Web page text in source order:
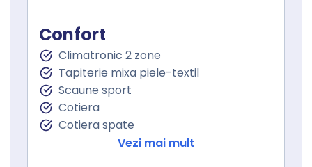
Confort
Climatronic 2 zone
Tapiterie mixa piele-textil
Scaune sport
Cotiera
Cotiera spate
Volan de pieleVezi mai mult